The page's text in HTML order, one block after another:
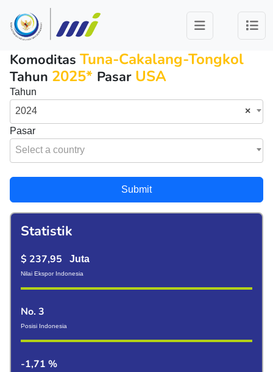
Komoditas Tuna-Cakalang-Tongkol
Tahun 2025* Pasar USA
Tahun
×
2024
Pasar
Select a country
Submit
Statistik
$ 237,95 Juta
Nilai Ekspor Indonesia
No. 3
Posisi Indonesia
-1,71 %